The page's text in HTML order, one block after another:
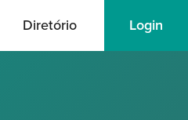
Diretório Login